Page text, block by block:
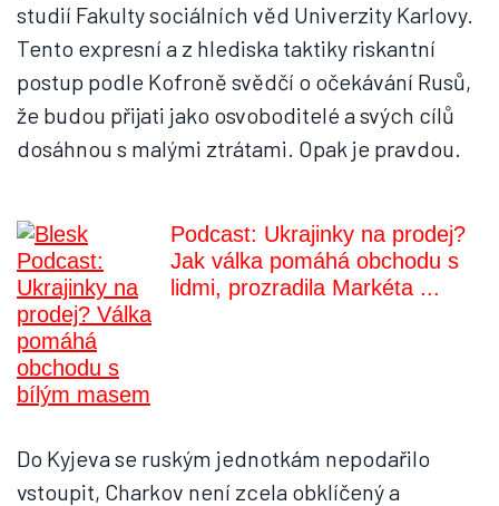
studií Fakulty sociálních věd Univerzity Karlovy.
Tento expresní a z hlediska taktiky riskantní
postup podle Kofroně svědčí o očekávání Rusů,
že budou přijati jako osvoboditelé a svých cílů
dosáhnou s malými ztrátami. Opak je pravdou.
Podcast: Ukrajinky na prodej?
Jak válka pomáhá obchodu s
lidmi, prozradila Markéta ...
Do Kyjeva se ruským jednotkám nepodařilo
vstoupit, Charkov není zcela obklíčený a